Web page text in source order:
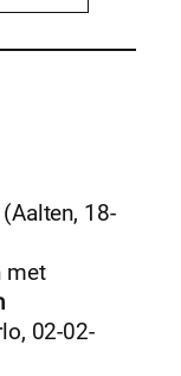
(Aalten, 18-
met
02-02-